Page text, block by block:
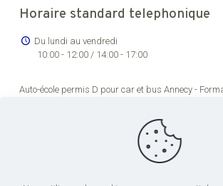
Horaire standard telephonique
Du lundi au vendredi
10:00 - 12:00 / 14:00 - 17:00
Auto-école permis D pour car et bus Annecy -
Formation permis C pour véhicules lourds
permis transport en commun pas cher Dijon -
conduire poids lourds Grenoble - Centre de
Centre de formation chauffeur poids